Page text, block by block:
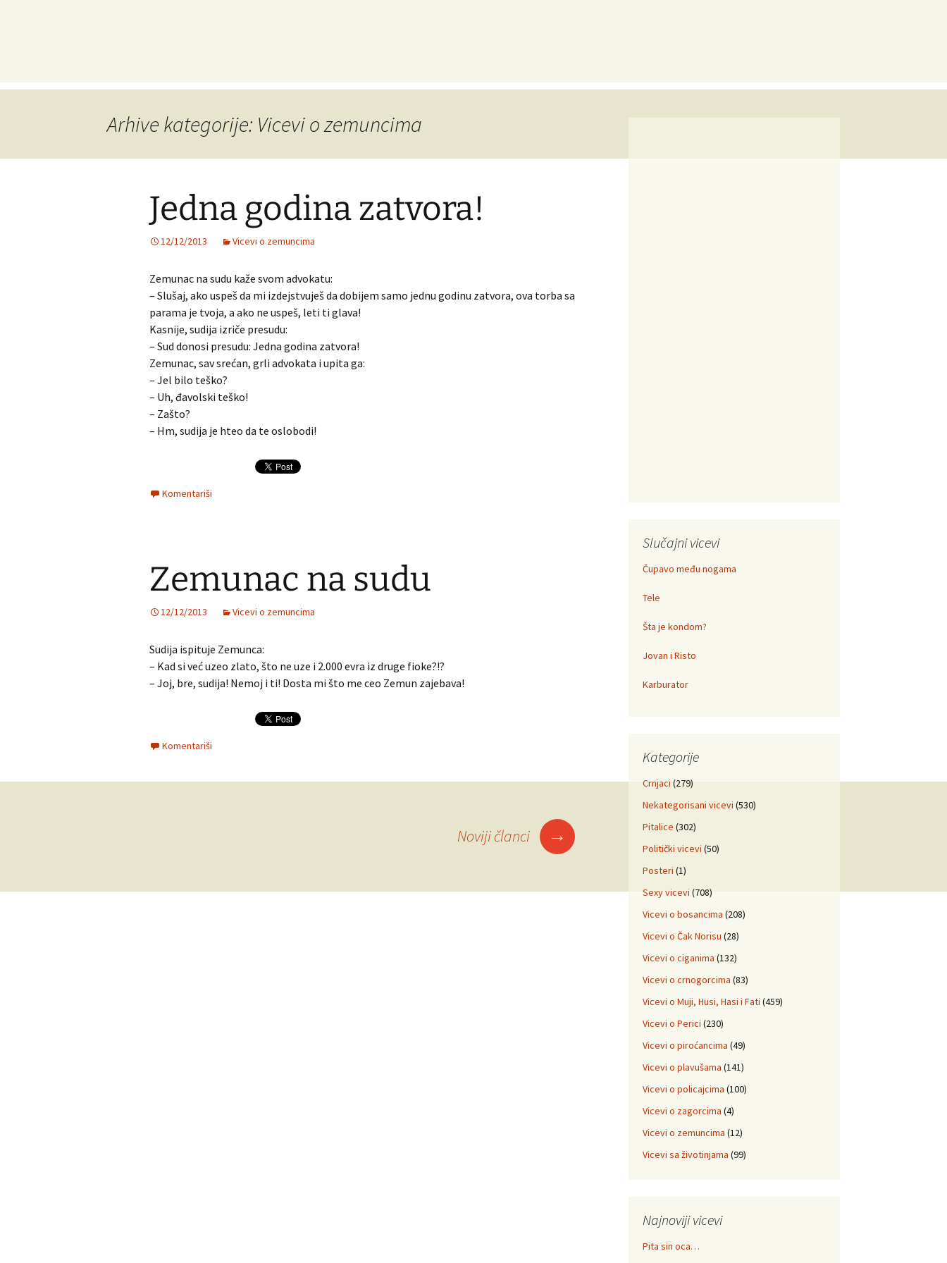
Arhive kategorije: Vicevi o zemuncima
Jedna godina zatvora!
12/12/2013 Vicevi o zemuncima
Zemunac na sudu kaže svom advokatu:
– Slušaj, ako uspeš da mi izdejstvuješ da dobijem samo jednu godinu zatvora, ova torba sa
parama je tvoja, a ako ne uspeš, leti ti glava!
Kasnije, sudija izriče presudu:
– Sud donosi presudu: Jedna godina zatvora!
Zemunac, sav srećan, grli advokata i upita ga:
– Jel bilo teško?
– Uh, đavolski teško!
– Zašto?
– Hm, sudija je hteo da te oslobodi!
Komentariši
Zemunac na sudu
12/12/2013 Vicevi o zemuncima
Sudija ispituje Zemunca:
– Kad si već uzeo zlato, što ne uze i 2.000 evra iz druge fioke?!?
– Joj, bre, sudija! Nemoj i ti! Dosta mi što me ceo Zemun zajebava!
Komentariši
Noviji članci →
Slučajni vicevi
Čupavo među nogama
Tele
Šta je kondom?
Jovan i Risto
Karburator
Kategorije
Crnjaci (279)
Nekategorisani vicevi (530)
Pitalice (302)
Politički vicevi (50)
Posteri (1)
Sexy vicevi (708)
Vicevi o bosancima (208)
Vicevi o Čak Norisu (28)
Vicevi o ciganima (132)
Vicevi o crnogorcima (83)
Vicevi o Muji, Husi, Hasi i Fati (459)
Vicevi o Perici (230)
Vicevi o piroćancima (49)
Vicevi o plavušama (141)
Vicevi o policajcima (100)
Vicevi o zagorcima (4)
Vicevi o zemuncima (12)
Vicevi sa životinjama (99)
Najnoviji vicevi
Pita sin oca…